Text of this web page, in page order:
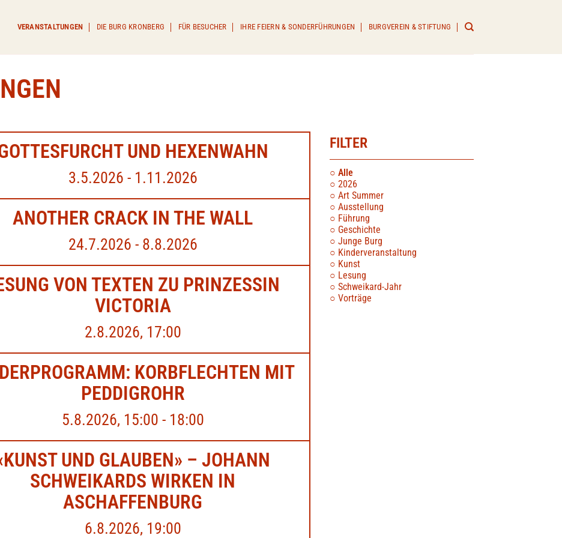
VERANSTALTUNGEN DIE BURG KRONBERG FÜR BESUCHER IHRE FEIERN & SONDERFÜHRUNGEN BURGVEREIN & STIFTUNG
UND HEXENWAHN
3.5.2026 - 1.11.2026
ANOTHER CRACK IN THE WALL
24.7.2026 - 8.8.2026
VON TEXTEN ZU PRINZESSIN
VICTORIA
2.8.2026, 17:00
KORBFLECHTEN MIT
PEDDIGROHR
5.8.2026, 15:00 - 18:00
UND GLAUBEN» – JOHANN
SCHWEIKARDS WIRKEN IN
ASCHAFFENBURG
6.8.2026, 19:00
FILTER
Alle
2026
Art Summer
Ausstellung
Führung
Geschichte
Junge Burg
Kinderveranstaltung
Kunst
Lesung
Schweikard-Jahr
Vorträge